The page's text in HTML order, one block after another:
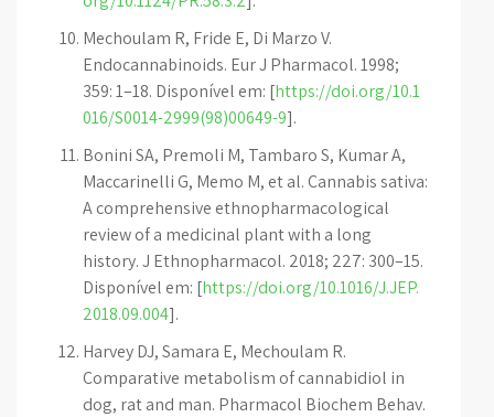
Mechoulam R, Fride E, Di Marzo V.
Endocannabinoids. Eur J Pharmacol. 1998;
359: 1–18. Disponível em: [https://doi.org/10.1
016/S0014-2999(98)00649-9].
Bonini SA, Premoli M, Tambaro S, Kumar A,
Maccarinelli G, Memo M, et al. Cannabis sativa:
A comprehensive ethnopharmacological
review of a medicinal plant with a long
history. J Ethnopharmacol. 2018; 227: 300–15.
Disponível em: [https://doi.org/10.1016/J.JEP.
2018.09.004].
Harvey DJ, Samara E, Mechoulam R.
Comparative metabolism of cannabidiol in
dog, rat and man. Pharmacol Biochem Behav.